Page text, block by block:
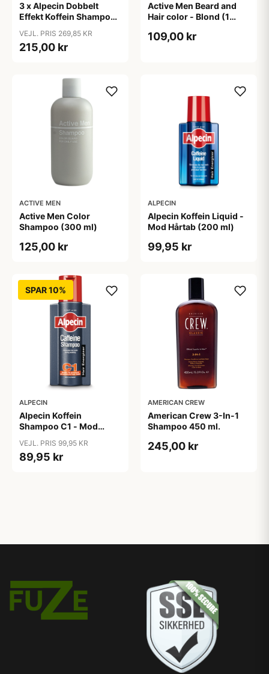
3 x Alpecin Dobbelt
Effekt Koffein Shampoo
VEJL. PRIS 269,85 KR
215,00 kr
Active Men Beard and
Hair color - Blond (1
109,00 kr
ACTIVE MEN
Active Men Color
Shampoo (300 ml)
125,00 kr
ALPECIN
Alpecin Koffein Liquid -
Mod Hårtab (200 ml)
99,95 kr
SPAR 10%
ALPECIN
Alpecin Koffein
Shampoo C1 - Mod
VEJL. PRIS 99,95 KR
89,95 kr
AMERICAN CREW
American Crew 3-In-1
Shampoo 450 ml.
245,00 kr